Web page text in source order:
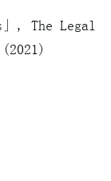
」, The Legal